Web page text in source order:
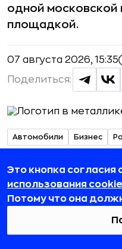
одной московской
площадкой.
07 августа 2026, 15:35
Поделиться:
Автомобили Бизнес
Автор:
Анна Васянина
За девяносто
завод в
Это кнопка согласия
использования
Потому что она